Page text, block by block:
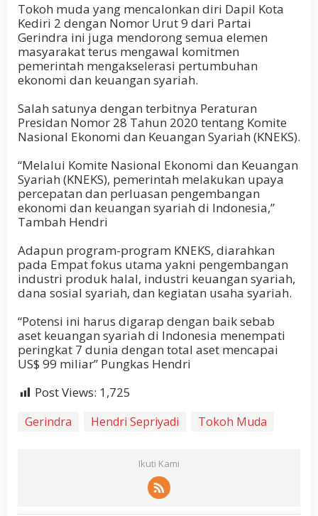
Tokoh muda yang mencalonkan diri Dapil Kota
Kediri 2 dengan Nomor Urut 9 dari Partai
Gerindra ini juga mendorong semua elemen
masyarakat terus mengawal komitmen
pemerintah mengakselerasi pertumbuhan
ekonomi dan keuangan syariah.
Salah satunya dengan terbitnya Peraturan
Presidan Nomor 28 Tahun 2020 tentang Komite
Nasional Ekonomi dan Keuangan Syariah (KNEKS).
“Melalui Komite Nasional Ekonomi dan Keuangan
Syariah (KNEKS), pemerintah melakukan upaya
percepatan dan perluasan pengembangan
ekonomi dan keuangan syariah di Indonesia,”
Tambah Hendri
Adapun program-program KNEKS, diarahkan
pada Empat fokus utama yakni pengembangan
industri produk halal, industri keuangan syariah,
dana sosial syariah, dan kegiatan usaha syariah.
“Potensi ini harus digarap dengan baik sebab
aset keuangan syariah di Indonesia menempati
peringkat 7 dunia dengan total aset mencapai
US$ 99 miliar” Pungkas Hendri
Post Views: 1,725
Gerindra Hendri Sepriyadi Tokoh Muda
Ikuti Kami